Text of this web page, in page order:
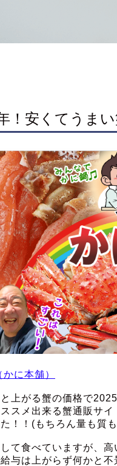
！安くてうま
に本舗）
上がる蟹の価格で
スメ出来る蟹通販サイ
！！(もちろん量も質
て食べていますが、
与は上がらず何かと